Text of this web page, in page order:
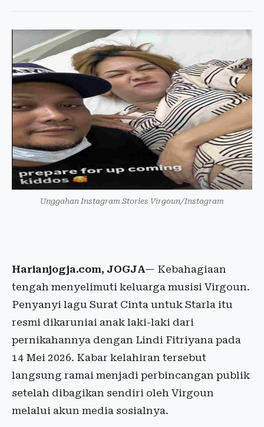
Unggahan Instagram Stories Virgoun/Instagram
Harianjogja.com, JOGJA— Kebahagiaan
tengah menyelimuti keluarga musisi Virgoun.
Penyanyi lagu Surat Cinta untuk Starla itu
resmi dikaruniai anak laki-laki dari
pernikahannya dengan Lindi Fitriyana pada
14 Mei 2026. Kabar kelahiran tersebut
langsung ramai menjadi perbincangan publik
setelah dibagikan sendiri oleh Virgoun
melalui akun media sosialnya.